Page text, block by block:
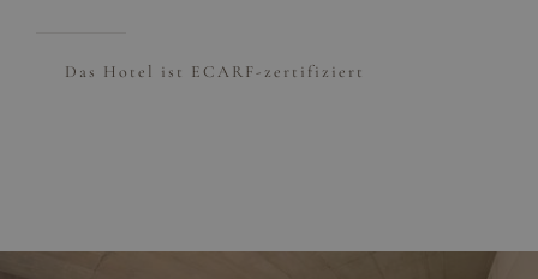
Das Hotel ist ECARF-zertifiziert